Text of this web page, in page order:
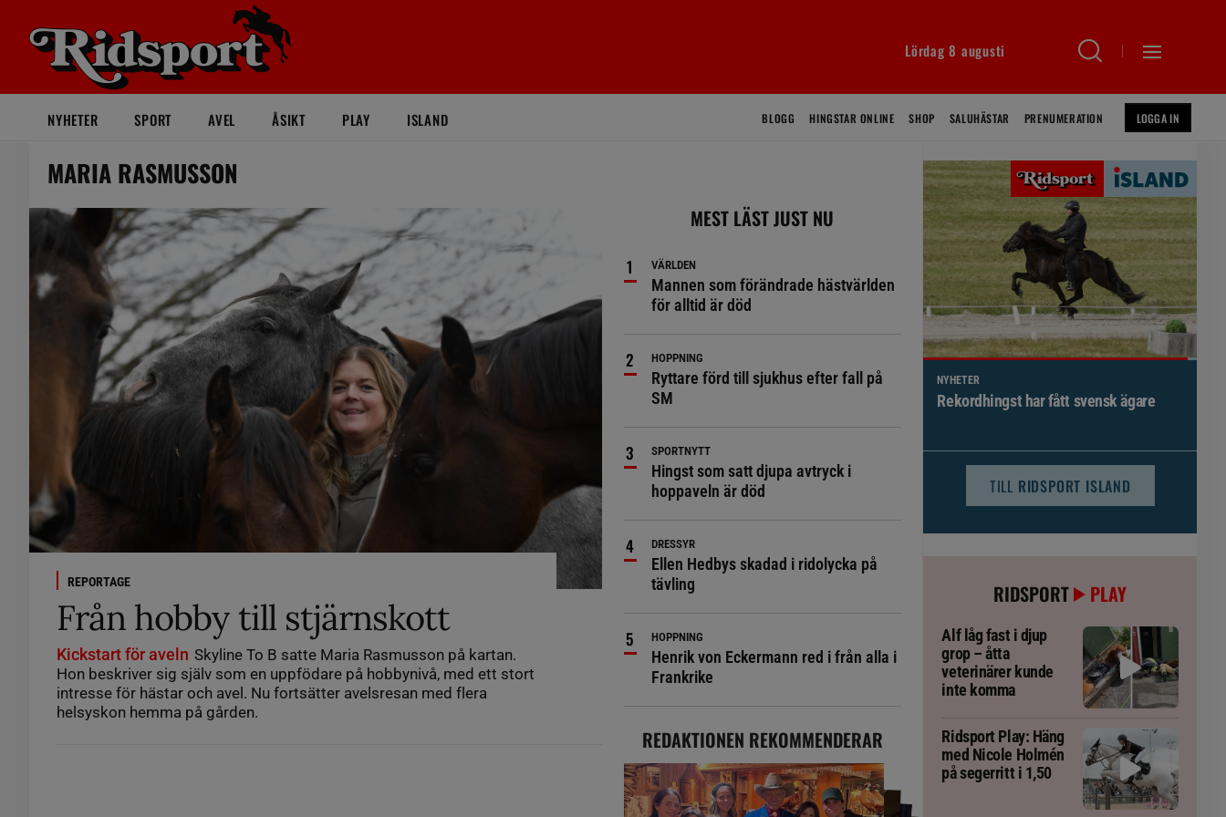
Lördag 8 augusti
NYHETER SPORT AVEL ÅSIKT PLAY ISLAND BLOGG HINGSTAR ONLINE SHOP SALUHÄSTAR PRENUMERATION LOGGA IN
MARIA RASMUSSON
REPORTAGE
Från hobby till stjärnskott
Kickstart för aveln Skyline To B satte Maria Rasmusson på kartan.
Hon beskriver sig själv som en uppfödare på hobbynivå, med ett stort
intresse för hästar och avel. Nu fortsätter avelsresan med flera
helsyskon hemma på gården.
MEST LÄST JUST NU
VÄRLDEN
Mannen som förändrade hästvärlden
för alltid är död
HOPPNING
Ryttare förd till sjukhus efter fall på
SM
SPORTNYTT
Hingst som satt djupa avtryck i
hoppaveln är död
DRESSYR
Ellen Hedbys skadad i ridolycka på
tävling
HOPPNING
Henrik von Eckermann red i från alla i
Frankrike
REDAKTIONEN REKOMMENDERAR
NYHETER
Brett politiskt stöd för förändringar i
TILL RIDSPORT ISLAND
RIDSPORT PLAY
Alf låg fast i djup
grop – åtta
veterinärer kunde
inte komma
Ridsport Play: Häng
med Nicole Holmén
på segerritt i 1,50